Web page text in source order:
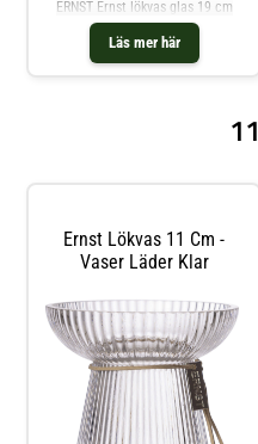
Läs mer här
ERNST Ernst lökvas glas 19 cm
Ernst Lökvas 11 Cm -
Vaser Läder Klar